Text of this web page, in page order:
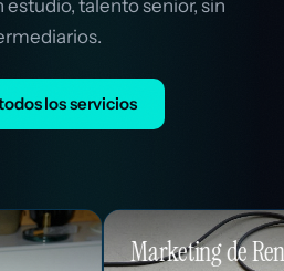
estudio, talento senior, sin
los servicios
de Rendimiento